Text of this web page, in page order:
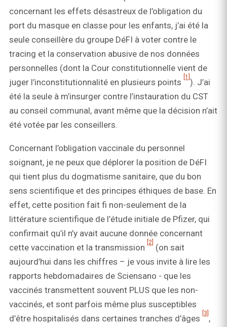
concernant les effets désastreux de l’obligation du
port du masque en classe pour les enfants, j’ai été la
seule conseillère du groupe DéFI à voter contre le
tracing et la conservation abusive de nos données
personnelles (dont la Cour constitutionnelle vient de
juger l’inconstitutionnalité en plusieurs points
[1] ). J’ai
été la seule à m’insurger contre l’instauration du CST
au conseil communal, avant même que la décision n’ait
été votée par les conseillers.
Concernant l’obligation vaccinale du personnel
soignant, je ne peux que déplorer la position de DéFI
qui tient plus du dogmatisme sanitaire, que du bon
sens scientifique et des principes éthiques de base. En
effet, cette position fait fi non-seulement de la
littérature scientifique de l’étude initiale de Pfizer, qui
confirmait qu’il n’y avait aucune donnée concernant
cette vaccination et la transmission [2] (on sait
aujourd’hui dans les chiffres – je vous invite à lire les
rapports hebdomadaires de Sciensano - que les
vaccinés transmettent souvent PLUS que les non-
vaccinés, et sont parfois même plus susceptibles
d’être hospitalisés dans certaines tranches d’âges
[3] ,